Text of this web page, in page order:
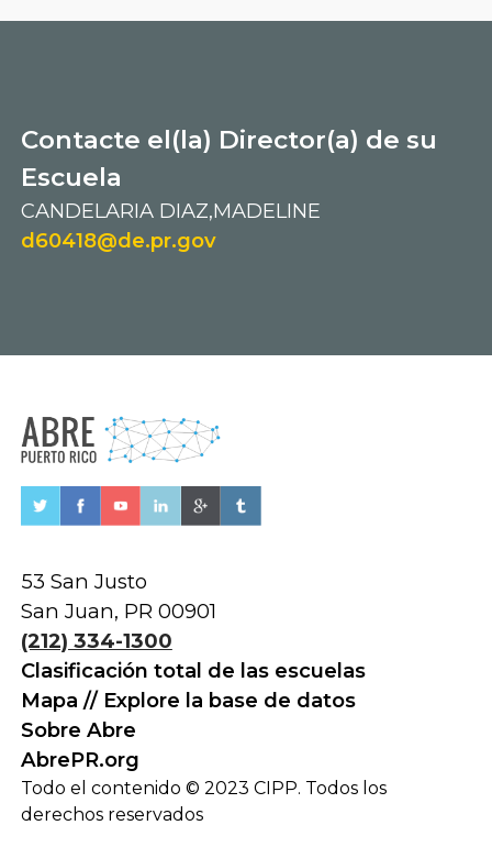
Contacte el(la) Director(a) de su
Escuela
CANDELARIA DIAZ,MADELINE
d60418@de.pr.gov
53 San Justo
San Juan, PR 00901
(212) 334-1300
Clasificación total de las escuelas
Mapa // Explore la base de datos
Sobre Abre
AbrePR.org
Todo el contenido © 2023 CIPP. Todos los
derechos reservados